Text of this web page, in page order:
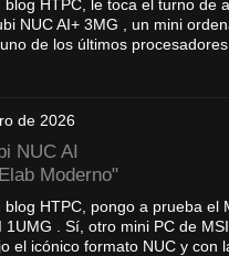
blog HTPC, le toca el turno de
NUC AI+ 3MG , un mini
de los últimos procesadores
de 2026
NUC AI
Moderno"
blog HTPC, pongo a prueba el
1UMG . Sí, otro mini PC de
el icónico formato NUC y con